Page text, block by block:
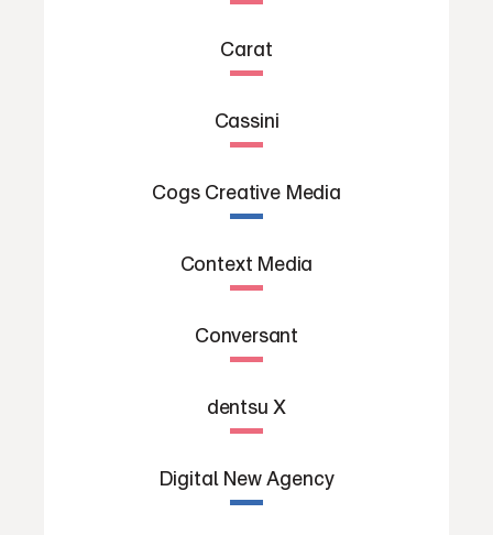
Carat
Cassini
Cogs Creative Media
Context Media
Conversant
dentsu X
Digital New Agency